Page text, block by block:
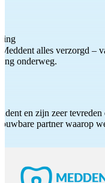
alles verzorgd –
onderweg.
en zijn zeer
partner waarop